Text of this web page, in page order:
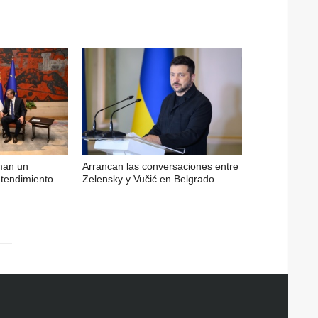
un
Arrancan las conversaciones entre
Zelensky y Vučić en Belgrado